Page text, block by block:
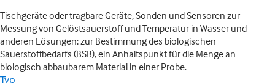
Tischgeräte oder tragbare Geräte, Sonden und Sensoren zur
Messung von Gelöstsauerstoff und Temperatur in Wasser und
anderen Lösungen; zur Bestimmung des biologischen
Sauerstoffbedarfs (BSB), ein Anhaltspunkt für die Menge an
biologisch abbaubarem Material in einer Probe.
Typ